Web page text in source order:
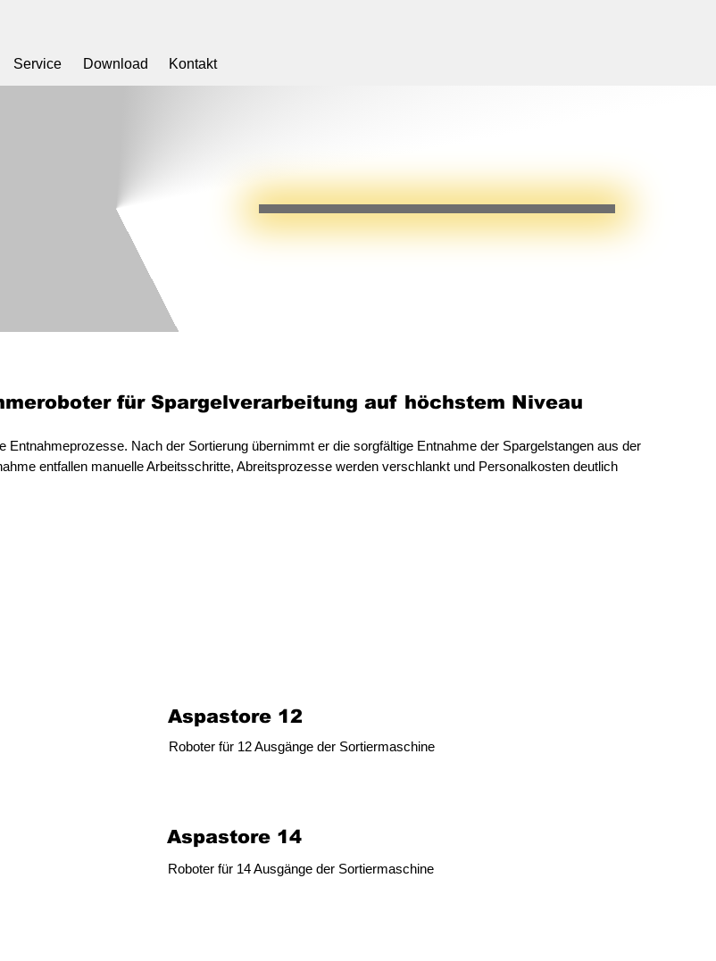
Service Download Kontakt
Aspastore 12
Roboter für 12 Ausgänge der Sortiermaschine
Aspastore 14
Roboter für 14 Ausgänge der Sortiermaschine
für Spargelverarbeitung auf höchstem Niveau
Nach der Sortierung übernimmt er die sorgfältige Entnahme der Spargelstangen aus der
entfallen manuelle Arbeitsschritte, Abreitsprozesse werden verschlankt und Personalkosten deutlich